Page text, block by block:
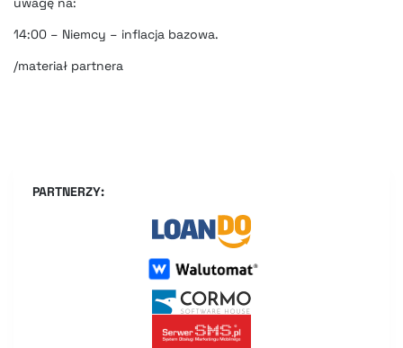
14:00 – Niemcy – inflacja bazowa.
/materiał partnera
PARTNERZY: